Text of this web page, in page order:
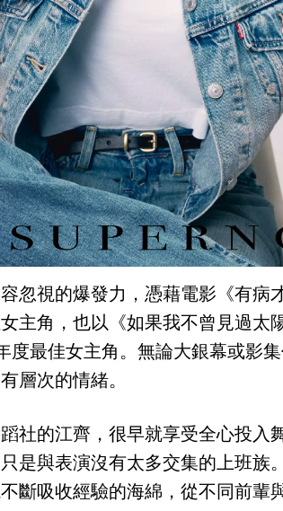
忽視的爆發力，憑藉電影《有病
主角，也以《如果我不曾見過太
度最佳女主角。無論大銀幕或影
層次的情緒。
社的江齊，很早就享受全心投入
是與表演沒有太多交集的上班族
斷吸收經驗的海綿，從不同前輩